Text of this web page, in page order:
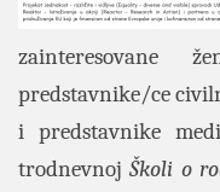
zainteresovane
predstavnike/ce
i predstavnike
trodnevnojŠkoli o